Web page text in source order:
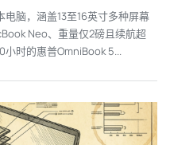
脑，涵盖13至16英寸多种屏幕
Neo、重量仅2磅且续航超
时的惠普OmniBook 5...